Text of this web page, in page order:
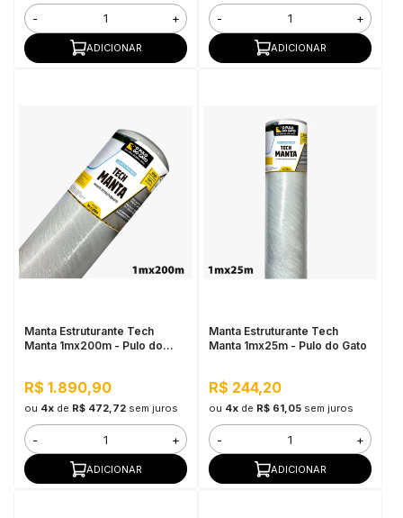
- +
ADICIONAR
- +
ADICIONAR
Manta Estruturante Tech
Manta 1mx200m - Pulo do
R$ 1.890,90
ou 4xde R$ 472,72 sem juros
- +
ADICIONAR
Manta Estruturante Tech
Manta 1mx25m - Pulo do Gato
R$ 244,20
ou 4xde R$ 61,05 sem juros
- +
ADICIONAR